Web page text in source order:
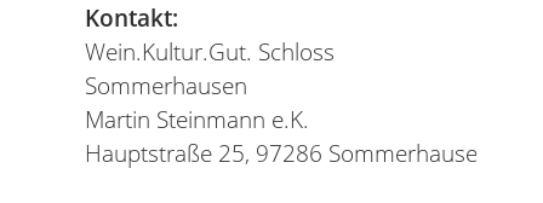
Kontakt:
Wein.Kultur.Gut. Schloss
Sommerhausen
Martin Steinmann e.K.
‍Hauptstraße 25, 97286 Sommerhausen